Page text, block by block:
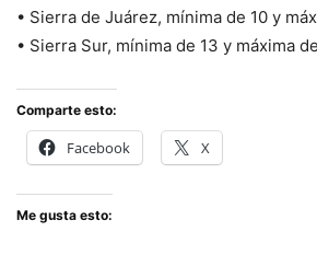
• Sierra de Juárez, mínima de 10 y
• Sierra Sur, mínima de 13 y máxima
Comparte esto:
Facebook X
Me gusta esto: